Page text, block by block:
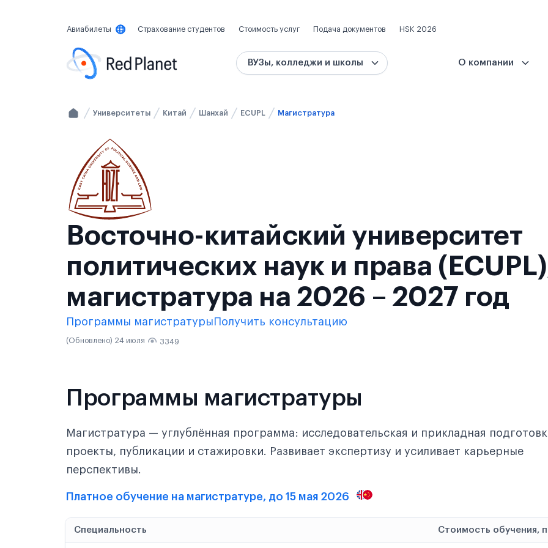
Авиабилеты Страхование студентов Стоимость услуг Подача документов HSK 2026
ВУЗы, колледжи и школы О компании
Университеты Китай Шанхай ECUPL Магистратура
Восточно-китайский университет
политических наук и права
магистратура на 2026 – 2027 год
Программы магистратуры Получить консультацию
(Обновлено) 24 июля 3349
Программы магистратуры
Магистратура — углублённая программа: исследовательская и прикладная
проекты, публикации и стажировки. Развивает экспертизу и усиливает карьерные
перспективы.
Платное обучение на магистратуре, до 15 мая 2026
Специальность Стоимость обучения,